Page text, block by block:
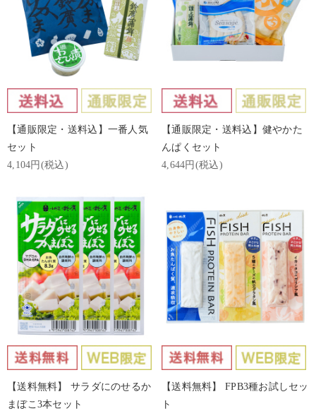
【通販限定・送料込】一番人気
セット
4,104円(税込)
【通販限定・送料込】健やかた
んぱくセット
4,644円(税込)
【送料無料】 サラダにのせるか
まぼこ3本セット
【送料無料】 FPB3種お試しセッ
ト